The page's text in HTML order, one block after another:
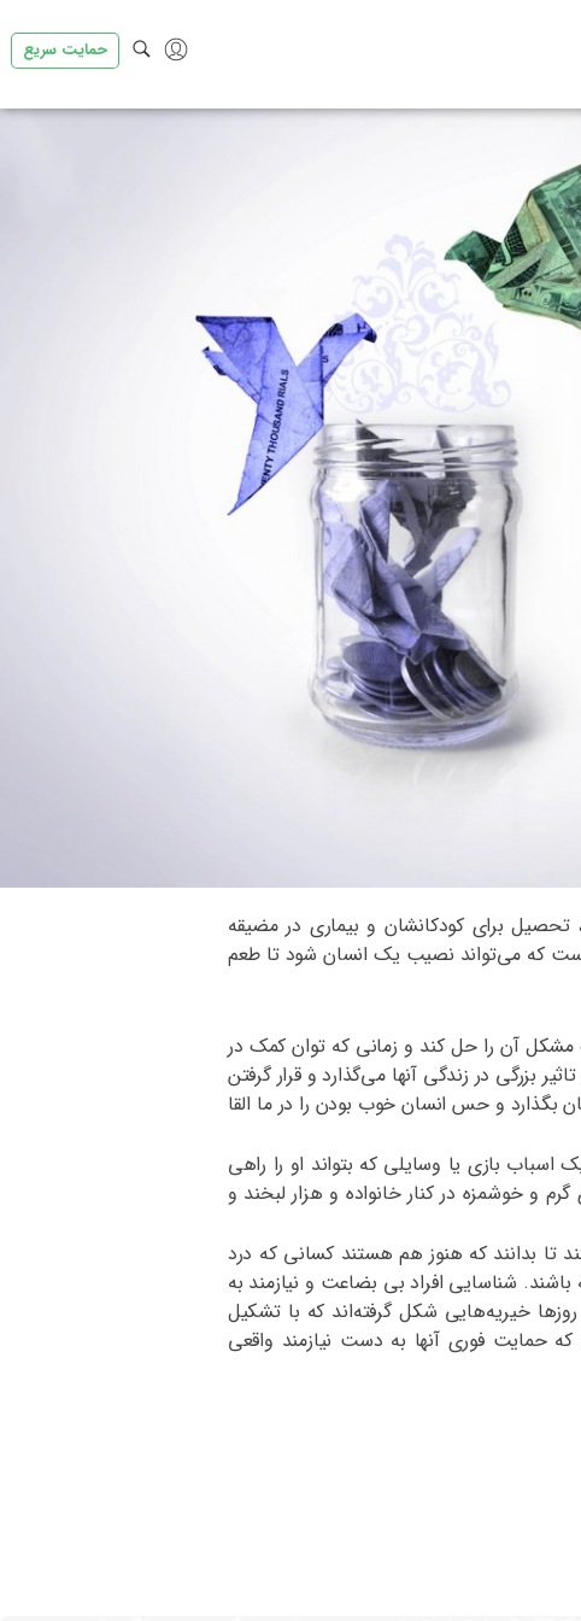
حمایت سریع
برای کودکانشان و بیماری در مضیقه
است که می‌تواند نصیب یک انسان شود تا طعم
مشکل آن را حل کند و زمانی که توان کمک در
بزرگی در زندگی آنها می‌گذارد و قرار گرفتن
بگذارد و حس انسان خوب بودن را در ما القا
بازی یا وسایلی که بتواند او را راهی
و خوشمزه در کنار خانواده و هزار لبخند و
تا بدانند که هنوز هم هستند کسانی که درد
شناسایی افراد بی بضاعت و نیازمند به
خیریه‌هایی شکل گرفته‌اند که با تشکیل
که حمایت فوری آنها به دست نیازمند واقعی